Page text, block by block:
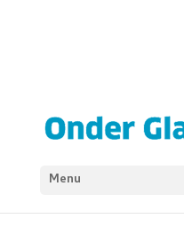
Menu